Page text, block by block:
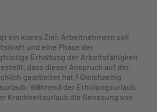
ein klares Ziel: Arbeitnehmern soll
und eine Phase der
Erhaltung der Arbeitsfähigkeit
dass dieser Anspruch auf der
gearbeitet hat. 5 Gleichzeitig
Während der Erholungsurlaub
Krankheitsurlaub die Genesung von